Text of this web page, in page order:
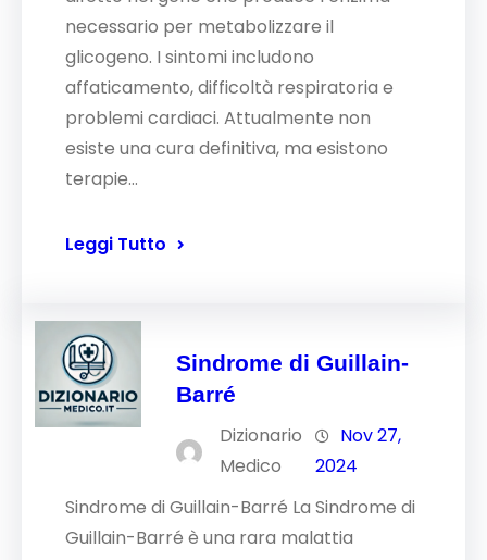
necessario per metabolizzare il
glicogeno. I sintomi includono
affaticamento, difficoltà respiratoria e
problemi cardiaci. Attualmente non
esiste una cura definitiva, ma esistono
terapie…
Leggi Tutto
Sindrome di Guillain-
Barré
Dizionario
Medico
Nov 27,
2024
Sindrome di Guillain-Barré La Sindrome di
Guillain-Barré è una rara malattia